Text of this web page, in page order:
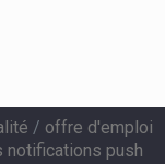
/ offre d'emploi
notifications push